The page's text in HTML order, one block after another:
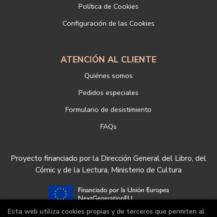
Si desea ampliar información sobre la política de privacidad de
https://www.libreriadeportiva.com/proteccion-de-datos
Política de Cookies
Configuración de las Cookies
ATENCIÓN AL CLIENTE
Quiénes somos
Pedidos especiales
Formulario de desistimiento
FAQs
Proyecto financiado por la Dirección General del Libro, del
Cómic y de la Lectura, Ministerio de Cultura
Esta web utiliza cookies propias y de terceros que permiten al